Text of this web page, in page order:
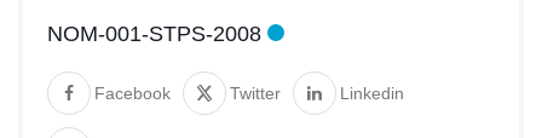
NOM-001-STPS-2008
Facebook Twitter Linkedin